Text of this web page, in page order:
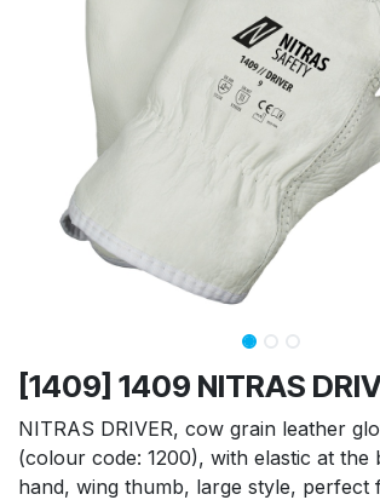
[1409] 1409 NITRAS
NITRAS DRIVER, cow grain leather
(colour code: 1200), with elastic at the
hand, wing thumb, large style, perfect